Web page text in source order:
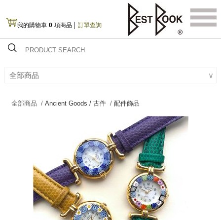
我的購物車 0 項商品 訂單查詢
全部商品 ∨
全部商品 / Ancient Goods / 古件/ 配件飾品